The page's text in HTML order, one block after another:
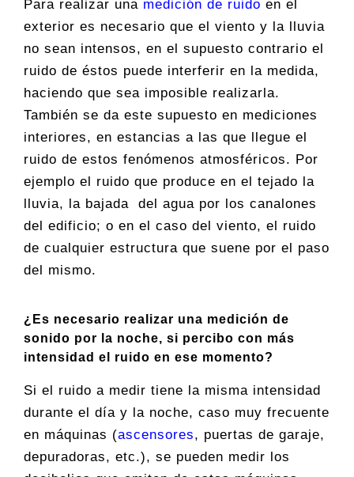
Para realizar una medición de ruido en el
exterior es necesario que el viento y la lluvia
no sean intensos, en el supuesto contrario el
ruido de éstos puede interferir en la medida,
haciendo que sea imposible realizarla.
También se da este supuesto en mediciones
interiores, en estancias a las que llegue el
ruido de estos fenómenos atmosféricos. Por
ejemplo el ruido que produce en el tejado la
lluvia, la bajada del agua por los canalones
del edificio; o en el caso del viento, el ruido
de cualquier estructura que suene por el paso
del mismo.
¿Es necesario realizar una medición de
sonido por la noche, si percibo con más
intensidad el ruido en ese momento?
Si el ruido a medir tiene la misma intensidad
durante el día y la noche, caso muy frecuente
en máquinas (ascensores, puertas de garaje,
depuradoras, etc.), se pueden medir los